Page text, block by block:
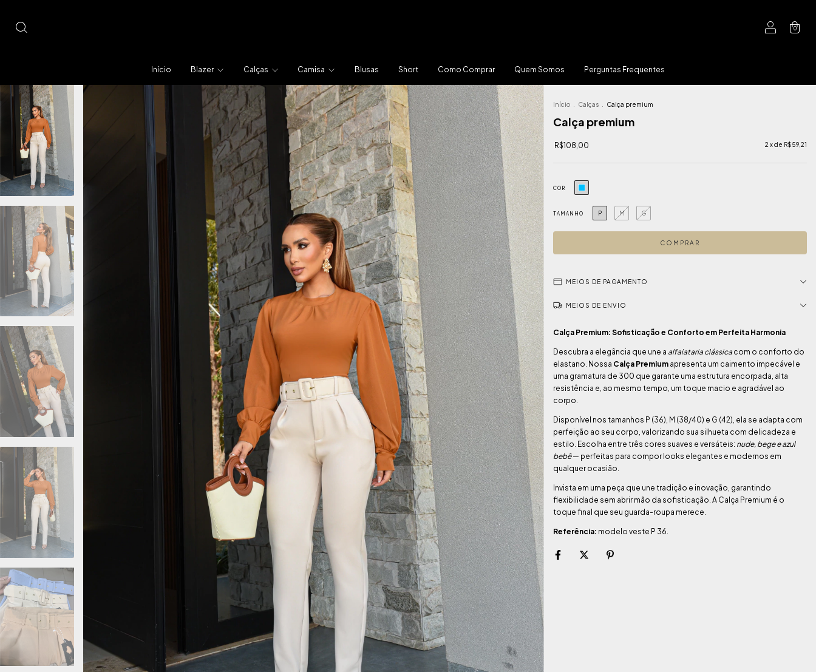
0
Início Blazer Calças Camisa Blusas Short Como Comprar Quem Somos Perguntas Frequentes
Início Calças Calça premium
Calça premium
R$108,00 2 x de R$59,21
COR
TAMANHO P M G
MEIOS DE PAGAMENTO
MEIOS DE ENVIO
Calça Premium: Sofisticação e Conforto em Perfeita Harmonia
Descubra a elegância que une a alfaiataria clássica com o conforto do
elastano. Nossa Calça Premium apresenta um caimento impecável e
uma gramatura de 300 que garante uma estrutura encorpada, alta
resistência e, ao mesmo tempo, um toque macio e agradável ao
corpo.
Disponível nos tamanhos P (36), M (38/40) e G (42), ela se adapta com
perfeição ao seu corpo, valorizando sua silhueta com delicadeza e
estilo. Escolha entre três cores suaves e versáteis: nude, bege e azul
bebê— perfeitas para compor looks elegantes e modernos em
qualquer ocasião.
Invista em uma peça que une tradição e inovação, garantindo
flexibilidade sem abrir mão da sofisticação. A Calça Premium é o
toque final que seu guarda-roupa merece.
Referência: modelo veste P 36.